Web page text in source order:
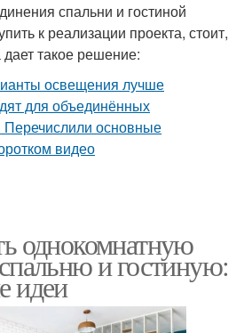
спальни и гостиной
к реализации проекта, стоит,
такое решение:
однокомнатную
и гостиную:
идеи